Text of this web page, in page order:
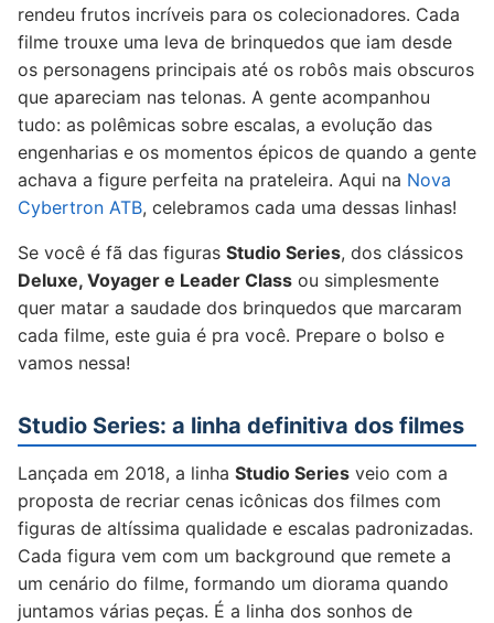
rendeu frutos incríveis para os colecionadores. Cada
filme trouxe uma leva de brinquedos que iam desde
os personagens principais até os robôs mais obscuros
que apareciam nas telonas. A gente acompanhou
tudo: as polêmicas sobre escalas, a evolução das
engenharias e os momentos épicos de quando a gente
achava a figure perfeita na prateleira. Aqui na Nova
Cybertron ATB, celebramos cada uma dessas linhas!
Se você é fã das figuras Studio Series, dos clássicos
Deluxe, Voyager e Leader Class ou simplesmente
quer matar a saudade dos brinquedos que marcaram
cada filme, este guia é pra você. Prepare o bolso e
vamos nessa!
Studio Series: a linha definitiva dos filmes
Lançada em 2018, a linha Studio Series veio com a
proposta de recriar cenas icônicas dos filmes com
figuras de altíssima qualidade e escalas padronizadas.
Cada figura vem com um background que remete a
um cenário do filme, formando um diorama quando
juntamos várias peças. É a linha dos sonhos de